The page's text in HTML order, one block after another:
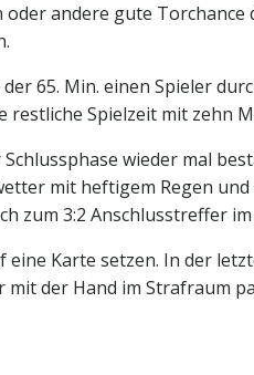
andere gute
65. Min. einen Spieler
Spielzeit mit zehn
wieder mal
mit heftigem Regen
zum 3:2 Anschlusstreffer
Karte setzen. In der
mit der Hand im Strafraum